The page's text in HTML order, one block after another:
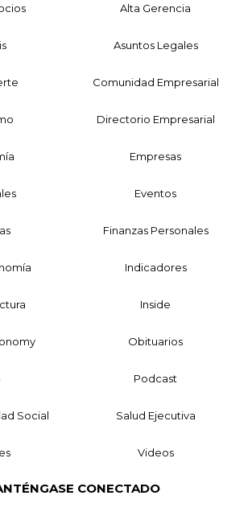
Alta Gerencia
Asuntos Legales
Comunidad Empresarial
Directorio Empresarial
Empresas
Eventos
Finanzas Personales
Indicadores
Inside
Obituarios
Podcast
Social Salud Ejecutiva
Videos
CONECTADO